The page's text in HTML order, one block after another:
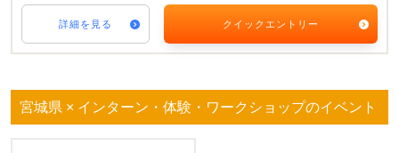
詳細を見る クイックエントリー
宮城県 × インターン・体験・ワークショップのイベント